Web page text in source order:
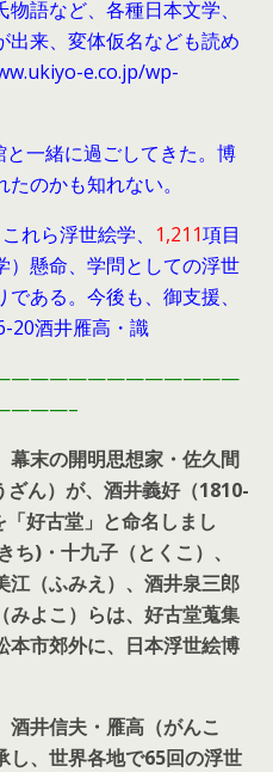
語など、各種日本文学、
出来、変体仮名なども読め
e.co.jp/wp-
一緒に過ごしてきた。博
のかも知れない。
れら浮世絵学、 1,211項目
）懸命、学問としての浮世
ある。今後も、御支援、
20酒井雁高・識
幕末の開明思想家・ 佐久間
ん）が、酒井義好（1810-
好古堂」と命名しまし
ち)・十九子（とくこ）、
江（ふみえ）、酒井泉三郎
みよこ）らは、好古堂蒐集
本市郊外に、日本浮世絵博
酒井信夫・雁高（がんこ
し、世界各地で65回の浮世